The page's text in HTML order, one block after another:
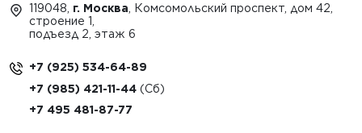
119048, г. Москва , Комсомольский проспект, дом 42,
строение 1,
подъезд 2, этаж 6
+7 (925) 534-64-89
+7 (985) 421-11-44
+7 495 481-87-77